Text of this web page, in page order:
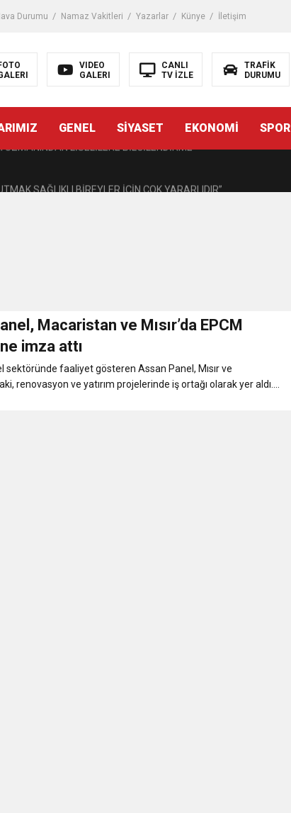
Durumu Namaz Vakitleri Yazarlar Künye İletişim
VIDEO
GALERI
CANLI
TV İZLE
TRAFİK
DURUMU
GENEL SİYASET EKONOMİ SPOR
UZMANINDAN LİSELİLERE BİLGİLENDİRME
daha okuyucuyla buluşturdu
neden oluyor
Macaristan ve Mısır’da EPCM
imza attı
sektöründe faaliyet gösteren Assan Panel, Mısır ve
renovasyon ve yatırım projelerinde iş ortağı olarak yer aldı....